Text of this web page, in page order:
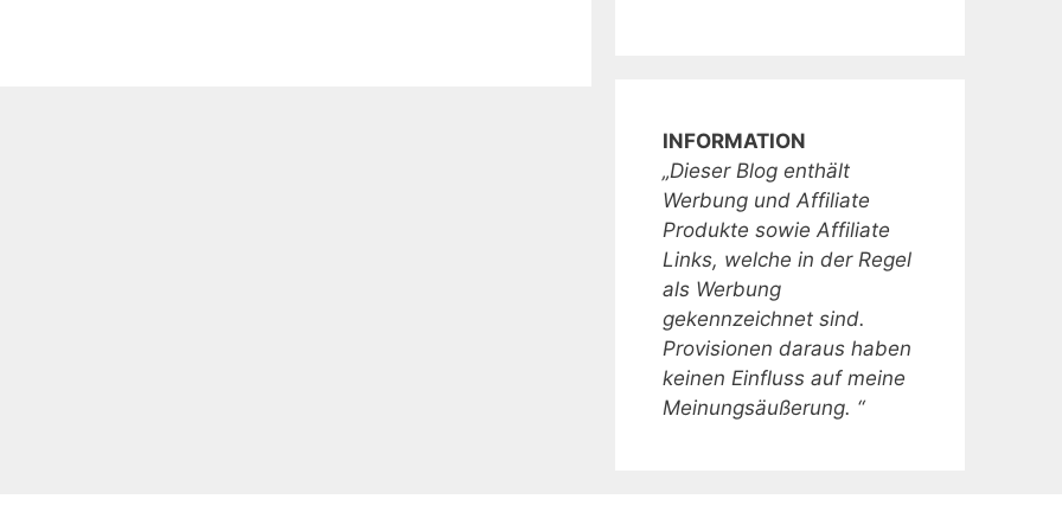
INFORMATION
„Dieser Blog enthält
Werbung und Affiliate
Produkte sowie Affiliate
Links, welche in der Regel
als Werbung
gekennzeichnet sind.
Provisionen daraus haben
keinen Einfluss auf meine
Meinungsäußerung. “